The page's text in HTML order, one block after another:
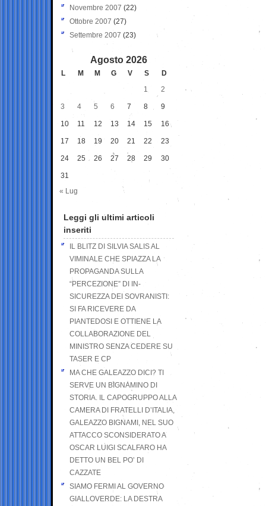
Novembre 2007 (22)
Ottobre 2007 (27)
Settembre 2007 (23)
Agosto 2026
L M M G V S
D
1
2
3 4 5 6 7 8 9
10 11 12 13 14 15 16
17 18 19 20 21 22 23
24 25 26 27 28 29 30
31
« Lug
Leggi gli ultimi articoli
inseriti
IL BLITZ DI SILVIA SALIS AL
VIMINALE CHE SPIAZZA LA
PROPAGANDA SULLA
“PERCEZIONE” DI IN-
SICUREZZA DEI SOVRANISTI:
SI FA RICEVERE DA
PIANTEDOSI E OTTIENE LA
COLLABORAZIONE DEL
MINISTRO SENZA CEDERE SU
TASER E CP
MA CHE GALEAZZO DICI? TI
SERVE UN BIGNAMINO DI
STORIA. IL CAPOGRUPPO ALLA
CAMERA DI FRATELLI D’ITALIA,
GALEAZZO BIGNAMI, NEL SUO
ATTACCO SCONSIDERATO A
OSCAR LUIGI SCALFARO HA
DETTO UN BEL PO’ DI
CAZZATE
SIAMO FERMI AL GOVERNO
GIALLOVERDE: LA DESTRA